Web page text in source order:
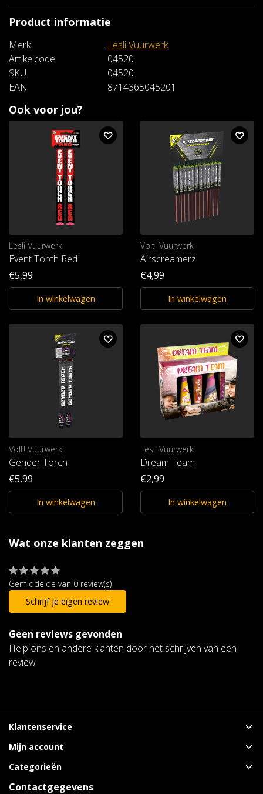
Product informatie
Merk
Lesli Vuurwerk
Artikelcode
04520
SKU
04520
EAN
8714365045201
Ook voor jou?
Lesli Vuurwerk
Event Torch Red
€5,99
In winkelwagen
Volt! Vuurwerk
Airscreamerz
€4,99
In winkelwagen
Volt! Vuurwerk
Gender Torch
€5,99
In winkelwagen
Lesli Vuurwerk
Dream Team
€2,99
In winkelwagen
Wat onze klanten zeggen
Gemiddelde van 0 review(s)
Schrijf je eigen review
Geen reviews gevonden
Help ons en andere klanten door het schrijven van een
review
Klantenservice
Mijn account
Categorieën
Contactgegevens